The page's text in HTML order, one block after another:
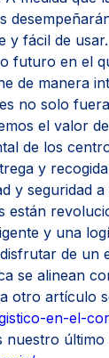
y fácil de usar.
futuro en el
de manera
no solo
el valor
de los
y
y seguridad
están
y una
de un
se alinean
otro artículo
en-el-
nuestro